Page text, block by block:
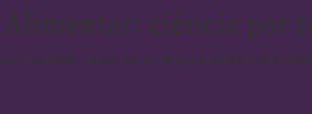
ciência por
e Realidade” parece ser um tema que explora o sono